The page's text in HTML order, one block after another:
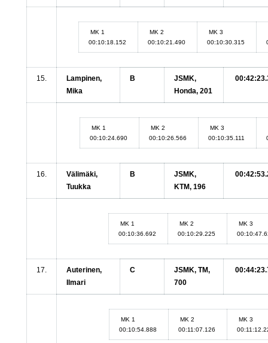
MK 1
00:10:18.152
MK 2
00:10:21.490
MK 3
00:10:30.315
15.
Lampinen,
Mika
B
JSMK,
Honda, 201
MK 1
00:10:24.690
MK 2
00:10:26.566
MK 3
00:10:35.111
16.
Välimäki,
Tuukka
B
JSMK,
KTM, 196
MK 1
00:10:36.692
MK 2
00:10:29.225
MK 3
17.
Auterinen,
Ilmari
C
JSMK, TM,
700
MK 1
00:10:54.888
MK 2
00:11:07.126
MK 3